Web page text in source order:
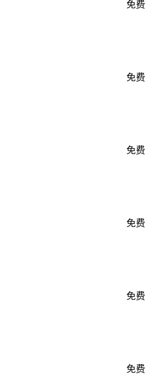
免费
免费
免费
免费
免费
免费